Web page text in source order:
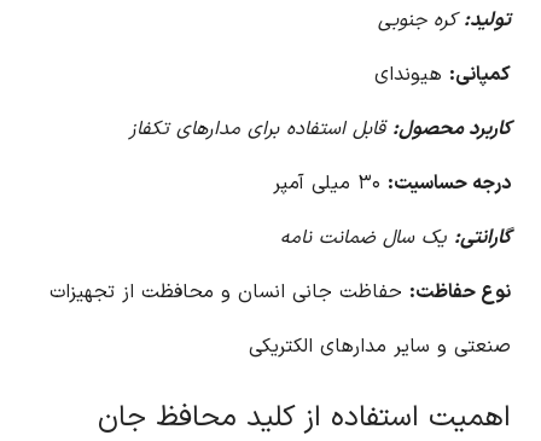
تولید:کره جنوبی
کمپانی: هیوندای
کاربرد محصول: قابل استفاده برای مدارهای تکفاز
درجه حساسیت:
گارانتی: یک سال ضمانت نامه
نوع حفاظت: حفاظت جانی انسان و محافظت از تجهیزات
صنعتی و سایر مدارهای الکتریکی
اهمیت استفاده از کلید محافظ جان